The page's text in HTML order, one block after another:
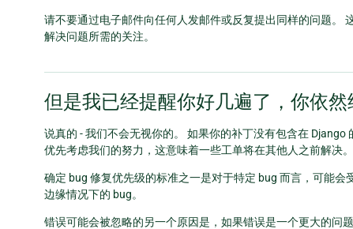
请不要通过电子邮件向任何人发邮件或反复提出同样的问题
解决问题所需的关注。
但是我已经提醒你好几遍了，你依然
说真的 - 我们不会无视你的。 如果你的补丁没有包含在
优先考虑我们的努力，这意味着一些工单将在其他人之前解决。
确定 bug 修复优先级的标准之一是对于特定 bug 而言，可能
边缘情况下的 bug。
错误可能会被忽略的另一个原因是，如果错误是一个更大的问